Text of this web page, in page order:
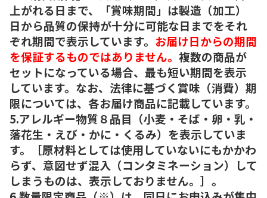
上がれる日まで、「賞味期間」は製造（加工）
日から品質の保持が十分に可能な日までをそれ
ぞれ期間で表示しています。 お届け日からの期間
を保証するものではありません。 複数の商品が
セットになっている場合、最も短い期間を表示
しています。なお、法律に基づく賞味（消費）期
限については、各お届け商品に記載しています。
5.アレルギー物質８品目（小麦・そば・卵・乳・
落花生・えび・かに・くるみ）を表示していま
す。［原材料としては使用していないにもかかわ
らず、意図せず混入（コンタミネーション）して
しまうものは、表示しておりません。］。